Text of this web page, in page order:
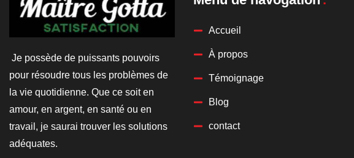
Je possède de puissants pouvoirs
pour résoudre tous les problèmes de
la vie quotidienne. Que ce soit en
amour, en argent, en santé ou en
travail, je saurai trouver les solutions
adéquates.
Accueil
À propos
Témoignage
Blog
contact